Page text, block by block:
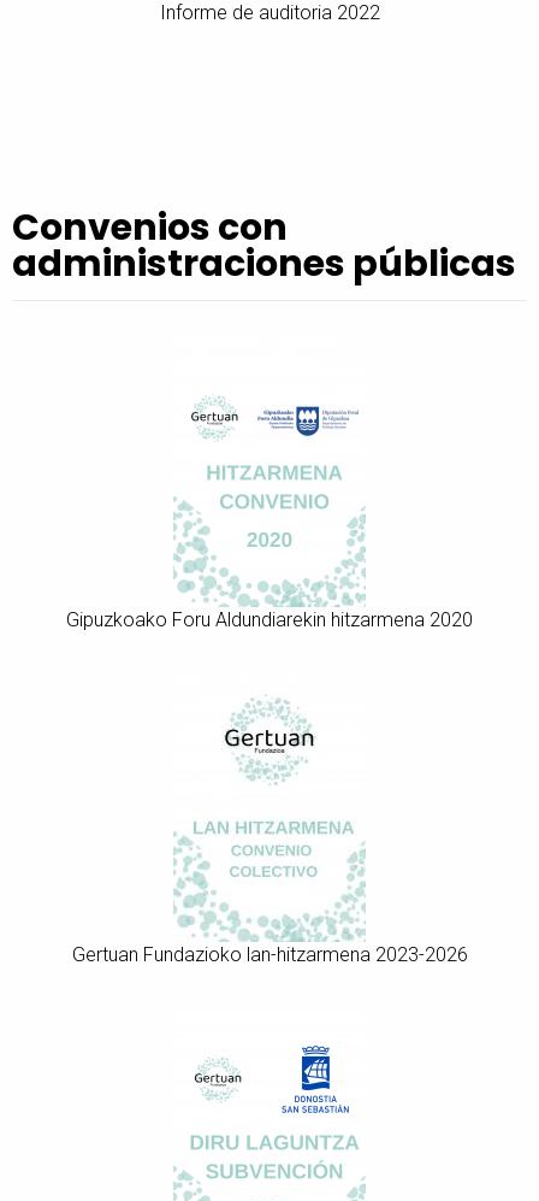
Informe de auditoria 2022
Convenios con
administraciones públicas
Gipuzkoako Foru Aldundiarekin hitzarmena 2020
Gertuan Fundazioko lan-hitzarmena 2023-2026